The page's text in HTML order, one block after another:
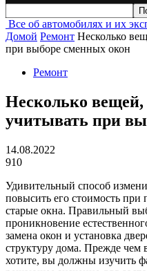
Все об автомобилях и их
Домой Ремонт Несколько
при выборе сменных окон
Ремонт
Несколько вещей,
учитывать при
14.08.2022
910
Удивительный способ
повысить его стоимость
старые окна. Правильный
проникновение
замена окон и установка
структуру дома. Прежде
хотите, вы должны изучить